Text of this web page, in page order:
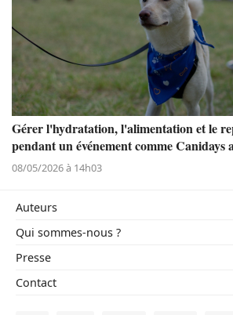
Gérer l'hydratation, l'alimentation et le
pendant un événement comme Canidays
08/05/2026 à 14h03
Auteurs
Qui sommes-nous ?
Presse
Contact